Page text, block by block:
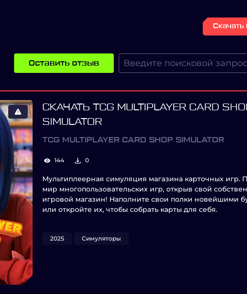
Скачать
Оставить отзыв
СКАЧАТЬ TCG MULTIPLAYER CARD
SIMULATOR
TCG MULTIPLAYER CARD SHOP SIMULATOR
144 0
Мультиплеерная симуляция магазина карточных игр.
мир многопользовательских игр, открыв свой
игровой магазин! Наполните свои полки новейшими
или откройте их, чтобы собрать карты для себя.
2025 Симуляторы